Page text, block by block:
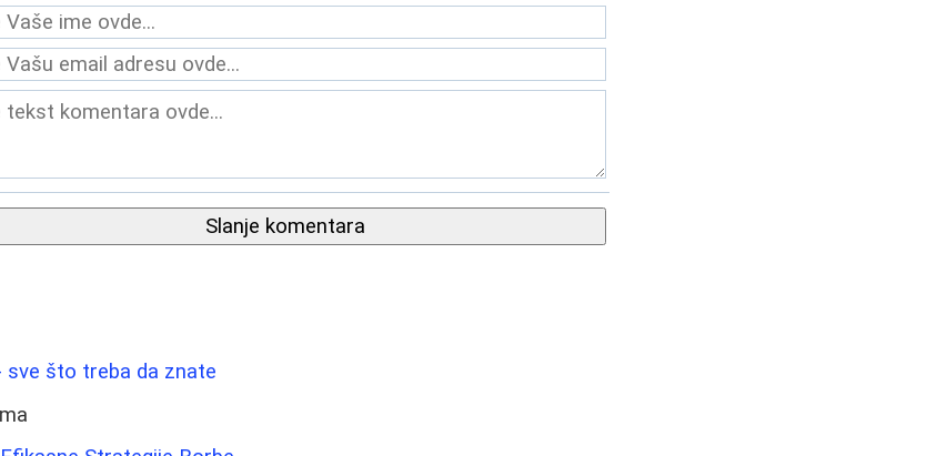
Slanje komentara
sve što treba da znate